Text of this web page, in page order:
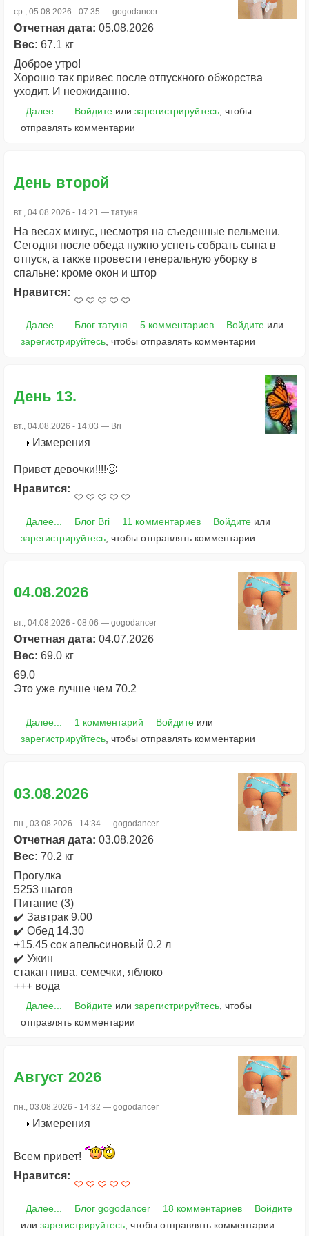
ср., 05.08.2026 - 07:35 — gogodancer
Отчетная дата: 05.08.2026
Вес: 67.1 кг
Доброе утро!
Хорошо так привес после отпускного обжорства
уходит. И неожиданно.
Далее... Войдитеили зарегистрируйтесь, чтобы
отправлять комментарии
День второй
вт., 04.08.2026 - 14:21 — татуня
На весах минус, несмотря на съеденные пельмени.
Сегодня после обеда нужно успеть собрать сына в
отпуск, а также провести генеральную уборку в
спальне: кроме окон и штор
Нравится:
Далее... Блог татуня 5 комментариев Войдитеили
зарегистрируйтесь , чтобы отправлять комментарии
День 13.
вт., 04.08.2026 - 14:03 — Bri
Измерения
Привет девочки!!!!🙂
Нравится:
Далее... Блог Bri 11 комментариев Войдитеили
зарегистрируйтесь , чтобы отправлять комментарии
04.08.2026
вт., 04.08.2026 - 08:06 — gogodancer
Отчетная дата: 04.07.2026
Вес: 69.0 кг
69.0
Это уже лучше чем 70.2
Далее... 1 комментарий Войдитеили
зарегистрируйтесь , чтобы отправлять комментарии
03.08.2026
пн., 03.08.2026 - 14:34 — gogodancer
Отчетная дата: 03.08.2026
Вес: 70.2 кг
Прогулка
5253 шагов
Питание (3)
✔️ Завтрак 9.00
✔️ Обед 14.30
+15.45 сок апельсиновый 0.2 л
✔️ Ужин
стакан пива, семечки, яблоко
+++ вода
Далее... Войдитеили зарегистрируйтесь, чтобы
отправлять комментарии
Август 2026
пн., 03.08.2026 - 14:32 — gogodancer
Измерения
Всем привет!
Нравится:
Далее... Блог gogodancer 18 комментариев
Войдите
или зарегистрируйтесь , чтобы отправлять комментарии